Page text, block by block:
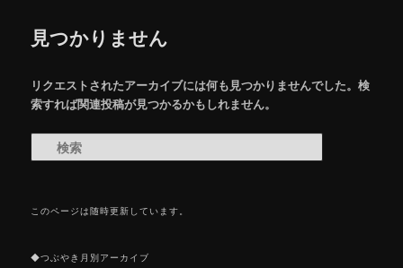
見つかりません
リクエストされたアーカイブには何も見つかりませんでした。検
索すれば関連投稿が見つかるかもしれません。
このページは随時更新しています。
◆つぶやき月別アーカイブ